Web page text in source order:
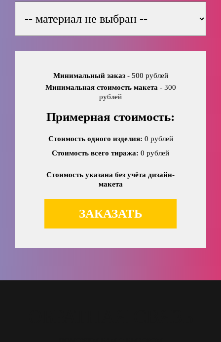
Минимальный заказ- 500 рублей
Минимальная стоимость макета - 300
рублей
Примерная стоимость:
Стоимость одного изделия: 0 рублей
Стоимость всего тиража: 0 рублей
Стоимость указана без учёта дизайн-
макета
ЗАКАЗАТЬ